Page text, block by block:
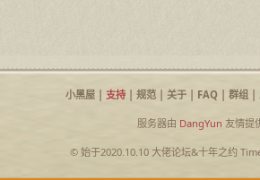
小黑屋| 支持| 规范| 关于| FAQ| 群组|
服务器由 DangYun 友情提
© 始于2020.10.10 大佬论坛&十年之约